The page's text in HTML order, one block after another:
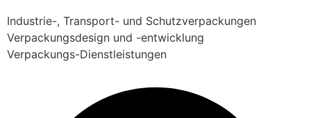
Industrie-, Transport- und Schutzverpackungen
Verpackungsdesign und -entwicklung
Verpackungs-Dienstleistungen